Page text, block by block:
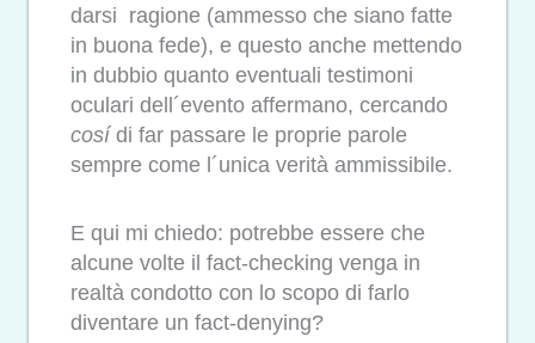
darsi ragione (ammesso che siano fatte
in buona fede), e questo anche mettendo
in dubbio quanto eventuali testimoni
oculari dell´evento affermano, cercando
cosí di far passare le proprie parole
sempre come l´unica verità ammissibile.
E qui mi chiedo: potrebbe essere che
alcune volte il fact-checking venga in
realtà condotto con lo scopo di farlo
diventare un fact-denying?